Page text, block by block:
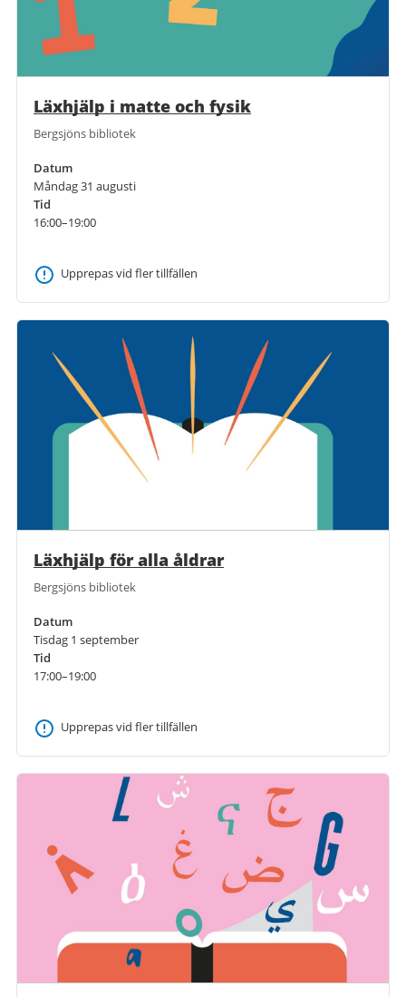
Läxhjälp i matte och fysik
Bergsjöns bibliotek
Datum
Måndag 31 augusti
Tid
16:00–19:00
Upprepas vid fler tillfällen
Läxhjälp för alla åldrar
Bergsjöns bibliotek
Datum
Tisdag 1 september
Tid
17:00–19:00
Upprepas vid fler tillfällen